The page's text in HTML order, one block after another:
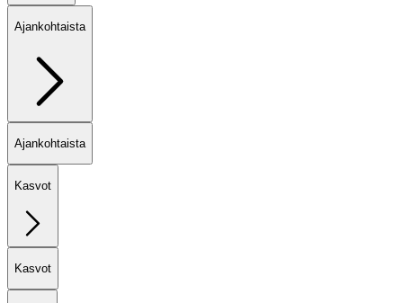
Ajankohtaista
Ajankohtaista
Kasvot
Kasvot